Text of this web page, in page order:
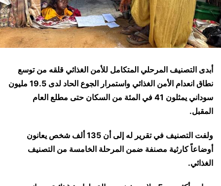
أبدى التصنيف المرحلي المتكامل للأمن الغذائي قلقه من توسع
نطاق انعدام الأمن الغذائي واستمرار الجوع الحاد لدى 19.5 مليون
سوداني يمثلون 41 في المئة من السكان حتى مطلع العام
المقبل.
ولفت التصنيف في تقرير له إلى أن 135 ألف شخص يعانون
أوضاعاً كارثية مصنفة ضمن المرحلة الخامسة من التصنيف
الغذائي.